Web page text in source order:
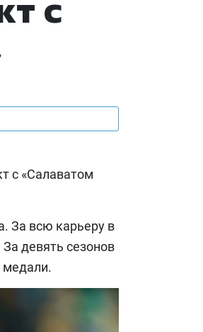
с «Салаватом
За всю карьеру в
девять сезонов
медали.